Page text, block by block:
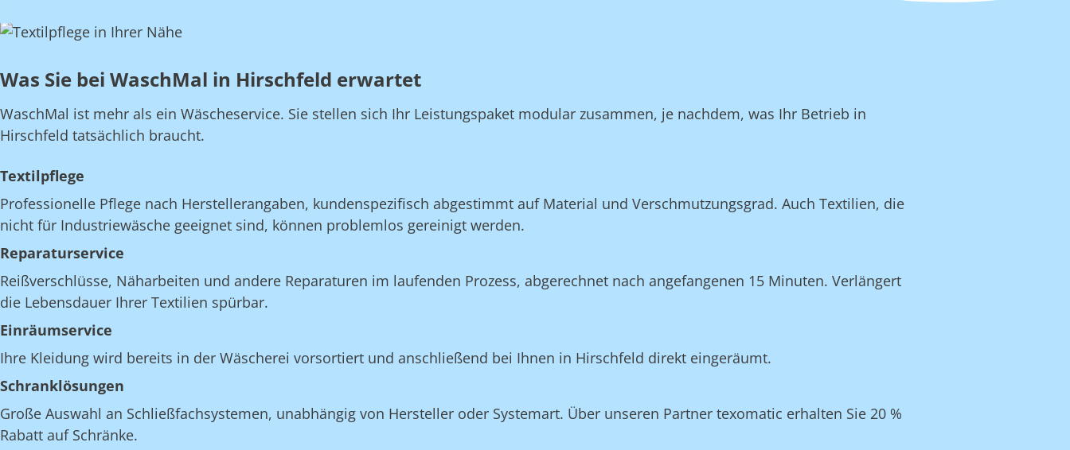
Was Sie bei WaschMal in Hirschfeld erwartet
WaschMal ist mehr als ein Wäscheservice. Sie stellen sich Ihr Leistungspaket modular zusammen, je nachdem, was Ihr Betrieb in
Hirschfeld tatsächlich braucht.
Textilpflege
Professionelle Pflege nach Herstellerangaben, kundenspezifisch abgestimmt auf Material und Verschmutzungsgrad. Auch Textilien, die
nicht für Industriewäsche geeignet sind, können problemlos gereinigt werden.
Reparaturservice
Reißverschlüsse, Näharbeiten und andere Reparaturen im laufenden Prozess, abgerechnet nach angefangenen 15 Minuten. Verlängert
die Lebensdauer Ihrer Textilien spürbar.
Einräumservice
Ihre Kleidung wird bereits in der Wäscherei vorsortiert und anschließend bei Ihnen in Hirschfeld direkt eingeräumt.
Schranklösungen
Große Auswahl an Schließfachsystemen, unabhängig von Hersteller oder Systemart. Über unseren Partner texomatic erhalten Sie 20 %
Rabatt auf Schränke.